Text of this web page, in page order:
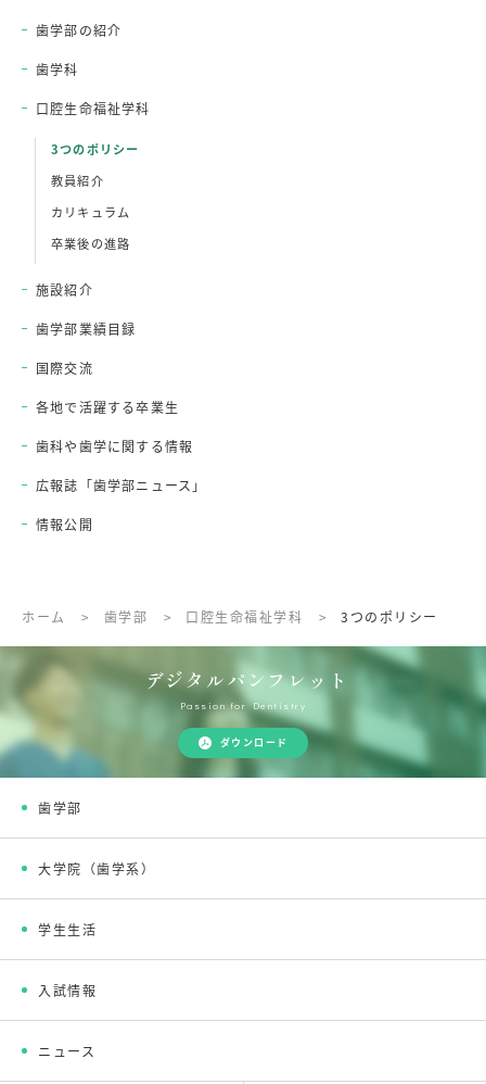
歯学部の紹介
歯学科
口腔生命福祉学科
3つのポリシー
教員紹介
カリキュラム
卒業後の進路
施設紹介
歯学部業績目録
国際交流
各地で活躍する卒業生
歯科や歯学に関する情報
広報誌「歯学部ニュース」
情報公開
ホーム > 歯学部 > 口腔生命福祉学科 > 3つのポリシー
デジタルパンフレット
Passion for Dentistry
ダウンロード
歯学部
大学院（歯学系）
学生生活
入試情報
ニュース